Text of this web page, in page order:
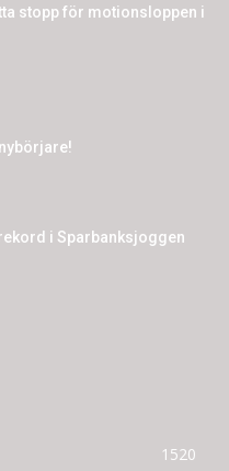
stopp för motionsloppen i
i Sparbanksjoggen
1520